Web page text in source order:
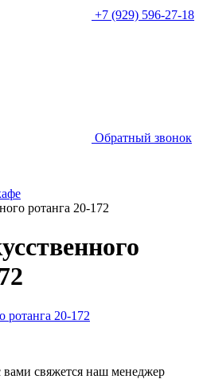
+7 (929) 596-27-18
Обратный звонок
ротанга 20-172
вами свяжется наш менеджер